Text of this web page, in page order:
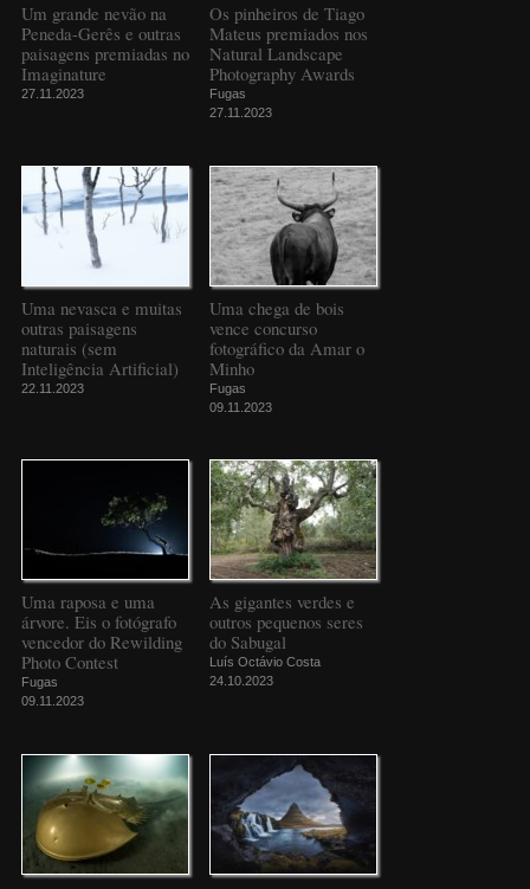
Um grande nevão na
Peneda-Gerês e outras
paisagens premiadas no
Imaginature
27.11.2023
Os pinheiros de Tiago
Mateus premiados nos
Natural Landscape
Photography Awards
Fugas
27.11.2023
Uma nevasca e muitas
outras paisagens
naturais (sem
Inteligência Artificial)
22.11.2023
Uma chega de bois
vence concurso
fotográfico da Amar o
Minho
Fugas
09.11.2023
Uma raposa e uma
árvore. Eis o fotógrafo
vencedor do Rewilding
Photo Contest
Fugas
09.11.2023
As gigantes verdes e
outros pequenos seres
do Sabugal
Luís Octávio Costa
24.10.2023